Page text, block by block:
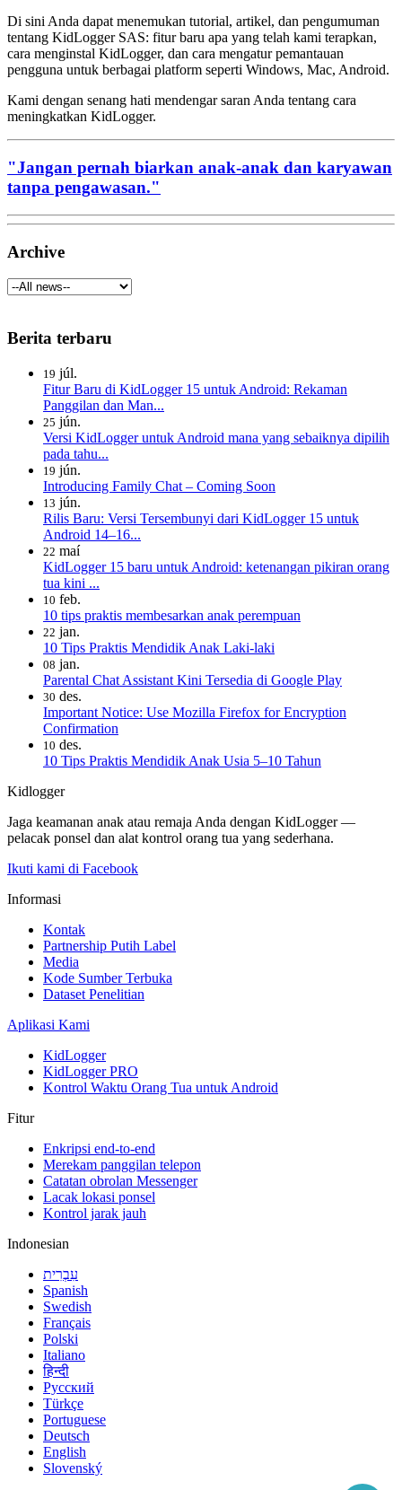
Di sini Anda dapat menemukan tutorial, artikel, dan pengumuman
tentang KidLogger SAS: fitur baru apa yang telah kami terapkan,
cara menginstal KidLogger, dan cara mengatur pemantauan
pengguna untuk berbagai platform seperti Windows, Mac, Android.
Kami dengan senang hati mendengar saran Anda tentang cara
meningkatkan KidLogger.
"Jangan pernah biarkan anak-anak dan karyawan
tanpa pengawasan."
Archive
Berita terbaru
19 júl.
Fitur Baru di KidLogger 15 untuk Android: Rekaman
Panggilan dan Man...
25 jún.
Versi KidLogger untuk Android mana yang sebaiknya dipilih
pada tahu...
19 jún.
Introducing Family Chat – Coming Soon
13 jún.
Rilis Baru: Versi Tersembunyi dari KidLogger 15 untuk
Android 14–16...
22 maí
KidLogger 15 baru untuk Android: ketenangan pikiran orang
tua kini ...
10 feb.
10 tips praktis membesarkan anak perempuan
22 jan.
10 Tips Praktis Mendidik Anak Laki-laki
08 jan.
Parental Chat Assistant Kini Tersedia di Google Play
30 des.
Important Notice: Use Mozilla Firefox for Encryption
Confirmation
10 des.
10 Tips Praktis Mendidik Anak Usia 5–10 Tahun
Kidlogger
Jaga keamanan anak atau remaja Anda dengan KidLogger —
pelacak ponsel dan alat kontrol orang tua yang sederhana.
Ikuti kami di Facebook
Informasi
Kontak
Partnership Putih Label
Media
Kode Sumber Terbuka
Dataset Penelitian
Aplikasi Kami
KidLogger
KidLogger PRO
Kontrol Waktu Orang Tua untuk Android
Fitur
Enkripsi end-to-end
Merekam panggilan telepon
Catatan obrolan Messenger
Lacak lokasi ponsel
Kontrol jarak jauh
Indonesian
עִבְרִית
Spanish
Swedish
Français
Polski
Italiano
हिन्दी
Русский
Türkçe
Portuguese
Deutsch
English
Slovenský